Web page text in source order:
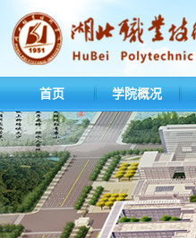
首页 学院概况